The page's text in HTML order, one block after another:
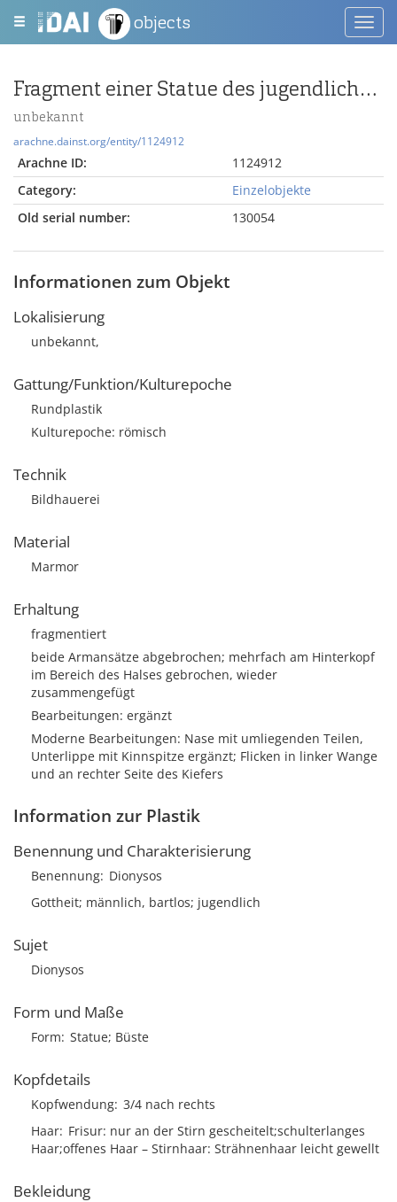
objects
Fragment einer Statue des jugendlichen Dionysos
unbekannt
arachne.dainst.org/entity/1124912
Arachne ID:
1124912
Category:
Einzelobjekte
Old serial number:
130054
Informationen zum Objekt
Lokalisierung
unbekannt,
Gattung/Funktion/Kulturepoche
Rundplastik
Kulturepoche: römisch
Technik
Bildhauerei
Material
Marmor
Erhaltung
fragmentiert
beide Armansätze abgebrochen; mehrfach am Hinterkopf
im Bereich des Halses gebrochen, wieder
zusammengefügt
Bearbeitungen: ergänzt
Moderne Bearbeitungen: Nase mit umliegenden Teilen,
Unterlippe mit Kinnspitze ergänzt; Flicken in linker Wange
und an rechter Seite des Kiefers
Information zur Plastik
Benennung und Charakterisierung
Benennung Dionysos
Gottheit; männlich, bartlos; jugendlich
Sujet
Dionysos
Form und Maße
Form Statue; Büste
Kopfdetails
Kopfwendung 3/4 nach rechts
Haar Frisur nur an der Stirn gescheitelt;schulterlanges
Haar;offenes Haar
Stirnhaar Strähnenhaar leicht gewellt
Bekleidung